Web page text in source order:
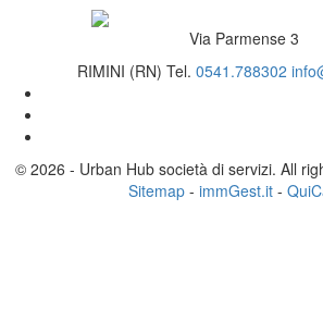
Via Parmense 3
RIMINI (RN) Tel. 0541.788302
© 2026 - Urban Hub società di servizi. All
Sitemap - immGest.it -